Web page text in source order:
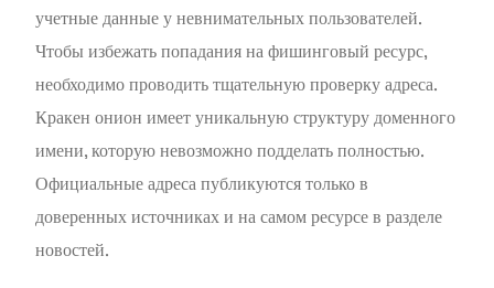
учетные данные у невнимательных пользователей.
Чтобы избежать попадания на фишинговый ресурс,
необходимо проводить тщательную проверку адреса.
Кракен онион имеет уникальную структуру доменного
имени, которую невозможно подделать полностью.
Официальные адреса публикуются только в
доверенных источниках и на самом ресурсе в разделе
новостей.